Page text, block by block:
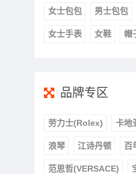
女士包包 男士包包
女士手表 女鞋 帽
品牌专区
劳力士(Rolex) 卡地
浪琴 江诗丹顿 百
范思哲(VERSACE)